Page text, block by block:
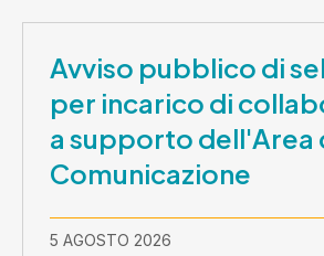
Avviso pubblico di
per incarico di
a supporto dell'Area
Comunicazione
5 AGOSTO 2026